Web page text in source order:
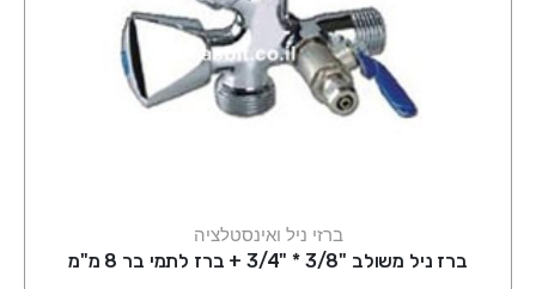
ברזי ניל ואינסטלציה
ברז ניל משולב "3/8 * "3/4 + ברז לתמי בר 8 מ"מ